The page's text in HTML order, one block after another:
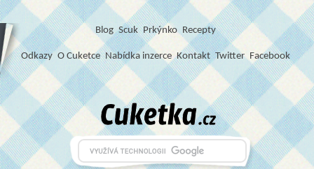
Blog Scuk Prkýnko Recepty
Odkazy O Cuketce Nabídka inzerce Kontakt Twitter Facebook